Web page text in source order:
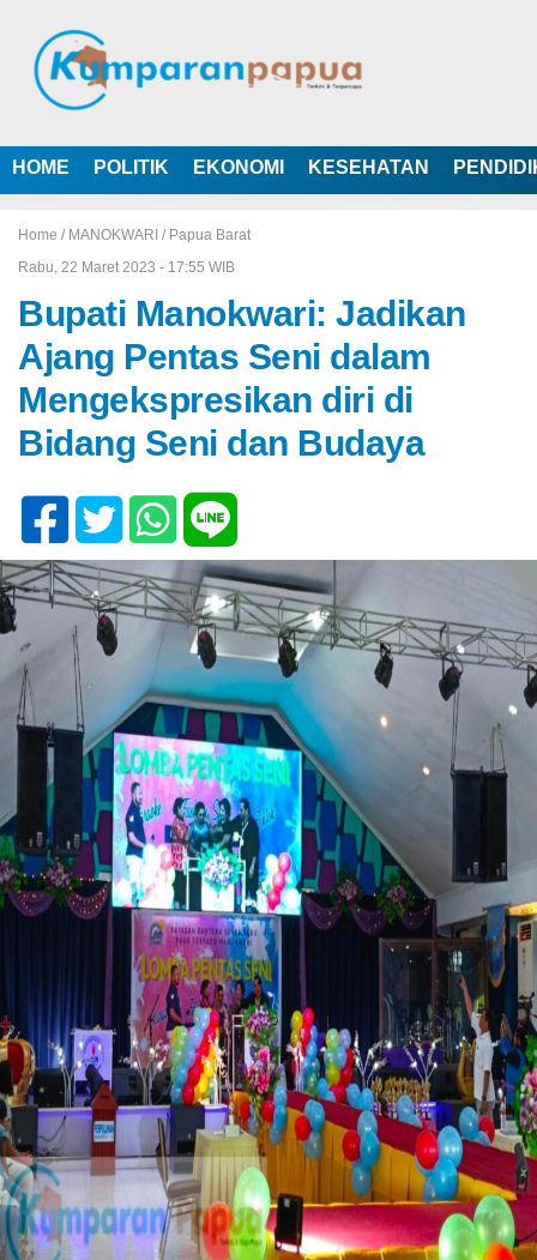
HOME POLITIK EKONOMI KESEHATAN
Home / MANOKWARI / Papua Barat
Rabu, 22 Maret 2023 - 17:55 WIB
Bupati Manokwari: Jadikan
Ajang Pentas Seni dalam
Mengekspresikan diri di
Bidang Seni dan Budaya